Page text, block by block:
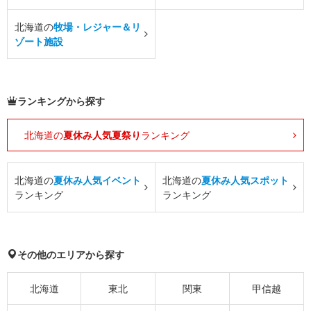
北海道の牧場・レジャー＆リ
ゾート施設
ランキングから探す
北海道の夏休み人気夏祭り ランキング
北海道の夏休み人気イベント
ランキング
北海道の夏休み人気スポット
ランキング
その他のエリアから探す
北海道 東北 関東 甲信越